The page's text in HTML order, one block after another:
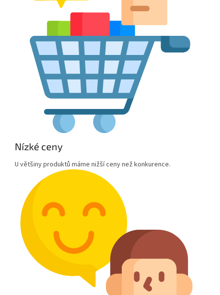
Nízké ceny
U většiny produktů máme nižší ceny než konkurence.